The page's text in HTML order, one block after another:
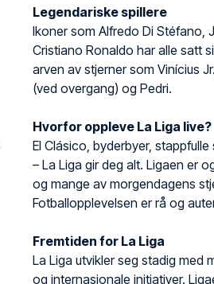
Legendariske spillere
Ikoner som Alfredo Di Stéfano,
Cristiano Ronaldo har alle satt
arven av stjerner som Vinícius
(ved overgang) og Pedri.
Hvorfor oppleve La Liga live?
El Clásico, byderbyer,
– La Liga gir deg alt. Ligaen er
og mange av morgendagens
Fotballopplevelsen er rå og
Fremtiden for La Liga
La Liga utvikler seg stadig med
og internasjonale initiativer.